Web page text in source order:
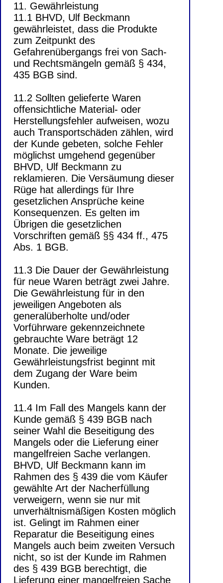
11. Gewährleistung
11.1 BHVD, Ulf Beckmann
gewährleistet, dass die Produkte
zum Zeitpunkt des
Gefahrenübergangs frei von Sach-
und Rechtsmängeln gemäß § 434,
435 BGB sind.
11.2 Sollten gelieferte Waren
offensichtliche Material- oder
Herstellungsfehler aufweisen, wozu
auch Transportschäden zählen, wird
der Kunde gebeten, solche Fehler
möglichst umgehend gegenüber
BHVD, Ulf Beckmann zu
reklamieren. Die Versäumung dieser
Rüge hat allerdings für Ihre
gesetzlichen Ansprüche keine
Konsequenzen. Es gelten im
Übrigen die gesetzlichen
Vorschriften gemäß §§ 434 ff., 475
Abs. 1 BGB.
11.3 Die Dauer der Gewährleistung
für neue Waren beträgt zwei Jahre.
Die Gewährleistung für in den
jeweiligen Angeboten als
generalüberholte und/oder
Vorführware gekennzeichnete
gebrauchte Ware beträgt 12
Monate. Die jeweilige
Gewährleistungsfrist beginnt mit
dem Zugang der Ware beim
Kunden.
11.4 Im Fall des Mangels kann der
Kunde gemäß § 439 BGB nach
seiner Wahl die Beseitigung des
Mangels oder die Lieferung einer
mangelfreien Sache verlangen.
BHVD, Ulf Beckmann kann im
Rahmen des § 439 die vom Käufer
gewählte Art der Nacherfüllung
verweigern, wenn sie nur mit
unverhältnismäßigen Kosten möglich
ist. Gelingt im Rahmen einer
Reparatur die Beseitigung eines
Mangels auch beim zweiten Versuch
nicht, so ist der Kunde im Rahmen
des § 439 BGB berechtigt, die
Lieferung einer mangelfreien Sache